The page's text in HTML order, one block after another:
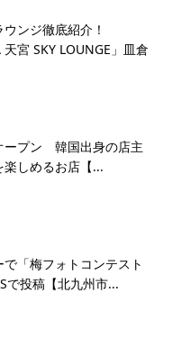
ンジ徹底紹介！
天宮 SKY LOUNGE」皿倉
ープン 韓国出身の店主
しめるお店【...
「梅フォトコンテスト
投稿【北九州市...